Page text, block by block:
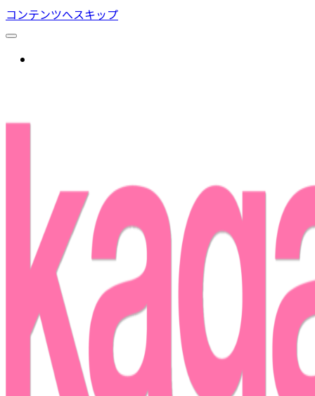
コンテンツへスキップ